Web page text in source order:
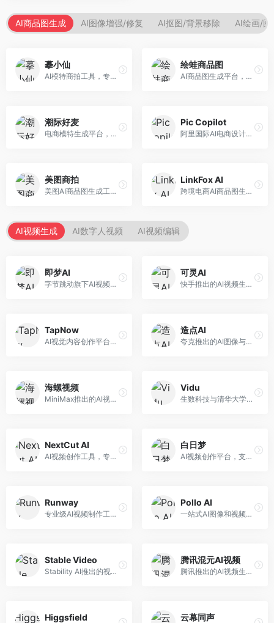
AI商品图生成 AI图像增强/修复 AI抠图/背景移除 AI绘画/图
摹小仙
AI模特商拍工具，专注于服装电商。面向服装电商卖家，提供虚拟模特试穿、商品展示图生成等服务，模特形象多样，拍摄成本低。
绘蛙商品图
AI商品图生成平台，支持模特换装和场景生成。面向电商卖家，提供商品上身效果展示、场景化商品图生成等服务，电商营销效果显著。
潮际好麦
电商模特生成平台，支持AI虚拟模特创作。面向服装和配饰电商，提供模特试穿、商品展示、营销素材生成等服务，模特形象可定制。
Pic Copilot
阿里国际AI电商设计工具，专注于跨境电商。面向跨境电商卖家，提供商品图优化、营销海报生成、多语言适配等服务，海外市场适配性强。
美图商拍
美图AI商品图生成工具，整合美图生态。面向电商卖家，提供商品图美化、模特替换、场景生成等服务，移动端操作便捷。
LinkFox AI
跨境电商AI商品图生成工具。面向跨境电商卖家，支持多语言商品图生成、模特替换、场景优化等服务，适配海外电商平台需求。
AI视频生成 AI数字人视频 AI视频编辑
即梦AI
字节跳动旗下AI视频创作平台，支持多模态内容生成。面向内容创作者和营销人员，提供文生视频、图生视频、智能剪辑等功能，中文理解能力强，创作效率高。
可灵AI
快手推出的AI视频生成平台，支持文生视频和图生视频，可生成长达2分钟的高质量视频内容。面向短视频创作者和营销人员，操作简便，生成效果逼真，适合商业推广和创意表达。
TapNow
AI视觉内容创作平台，整合图像与视频生成能力。面向内容创作者，提供文生图、文生视频、智能编辑等服务，创作工具丰富，一站式体验便捷。
造点AI
夸克推出的AI图像与视频创作平台。面向普通用户和内容创作者，提供文生图、文生视频等功能，操作简便，与夸克生态深度整合。
海螺视频
MiniMax推出的AI视频生成工具，支持高质量视频创作。面向内容创作者，提供文生视频、视频编辑等功能，生成速度快，视频效果自然流畅。
Vidu
生数科技与清华大学联合研发的AI视频生成大模型。面向视频创作者和内容生产者，支持文生视频、图生视频，视频质量高，物理运动理解准确，国产视频生成领先工具。
NextCut AI
AI视频创作工具，专注于智能剪辑和视频生成。面向视频创作者，提供智能剪辑、视频生成、特效添加等功能，剪辑效率高，适合快节奏内容生产。
白日梦
AI视频创作平台，支持生成长达50分钟的长视频内容。面向长视频创作者和内容生产者，支持故事视频生成、视频编辑等功能，适合叙事性内容创作。
Runway
专业级AI视频制作工具，支持视频生成与编辑。面向影视制作人和创意工作者，提供文生视频、视频编辑、绿幕抠像等专业功能，视频处理能力强，适合专业创作场景。
Pollo AI
一站式AI图像和视频创作平台，整合多种生成工具。面向内容创作者，提供文生图、文生视频、视频编辑等服务，创作工具全面，一站式体验便捷。
Stable Video
Stability AI推出的视频生成模型，开源可部署。面向开发者和专业创作者，支持视频生成、视频编辑等功能，开源生态完善，定制化程度高。
腾讯混元AI视频
腾讯推出的AI视频生成工具，基于混元大模型。面向腾讯生态用户和内容创作者，支持文生视频、视频编辑等功能，与腾讯产品生态深度整合。
Higgsfield 云幕同声